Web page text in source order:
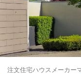
注⽂住宅ハウスメーカー